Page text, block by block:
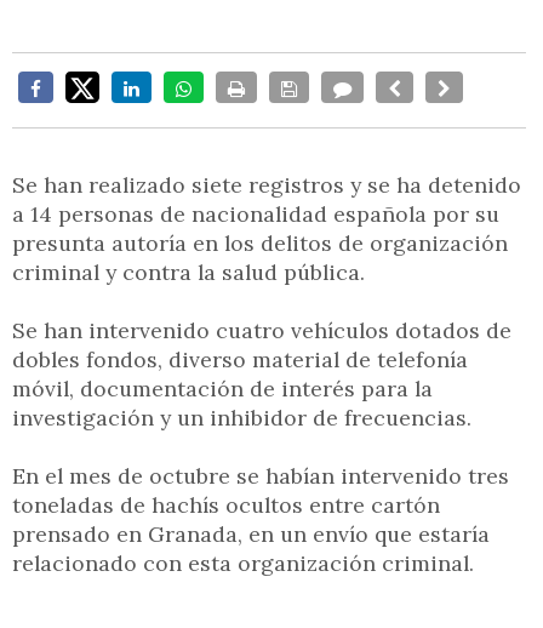
Se han realizado siete registros y se ha detenido
a 14 personas de nacionalidad española por su
presunta autoría en los delitos de organización
criminal y contra la salud pública.
Se han intervenido cuatro vehículos dotados de
dobles fondos, diverso material de telefonía
móvil, documentación de interés para la
investigación y un inhibidor de frecuencias.
En el mes de octubre se habían intervenido tres
toneladas de hachís ocultos entre cartón
prensado en Granada, en un envío que estaría
relacionado con esta organización criminal.